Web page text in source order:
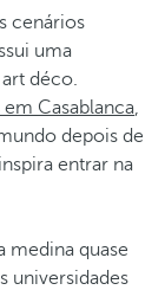
cenários
uma
déco.
Casablanca,
depois de
entrar na
medina quase
universidades